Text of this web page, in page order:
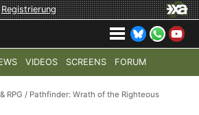
Registrierung
VIDEOS SCREENS FORUM
MODERN WARFARE 4 HALO:
RPG / Pathfinder: Wrath of the Righteous